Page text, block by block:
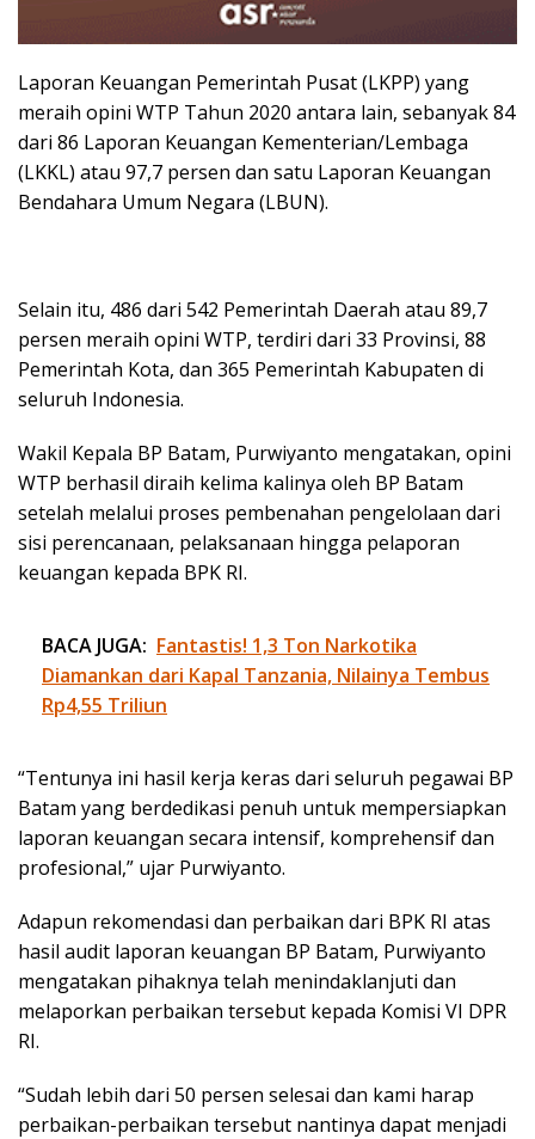
Laporan Keuangan Pemerintah Pusat (LKPP) yang
meraih opini WTP Tahun 2020 antara lain, sebanyak 84
dari 86 Laporan Keuangan Kementerian/Lembaga
(LKKL) atau 97,7 persen dan satu Laporan Keuangan
Bendahara Umum Negara (LBUN).
Selain itu, 486 dari 542 Pemerintah Daerah atau 89,7
persen meraih opini WTP, terdiri dari 33 Provinsi, 88
Pemerintah Kota, dan 365 Pemerintah Kabupaten di
seluruh Indonesia.
Wakil Kepala BP Batam, Purwiyanto mengatakan, opini
WTP berhasil diraih kelima kalinya oleh BP Batam
setelah melalui proses pembenahan pengelolaan dari
sisi perencanaan, pelaksanaan hingga pelaporan
keuangan kepada BPK RI.
BACA JUGA: Fantastis! 1,3 Ton Narkotika
Diamankan dari Kapal Tanzania, Nilainya Tembus
Rp4,55 Triliun
“Tentunya ini hasil kerja keras dari seluruh pegawai BP
Batam yang berdedikasi penuh untuk mempersiapkan
laporan keuangan secara intensif, komprehensif dan
profesional,” ujar Purwiyanto.
Adapun rekomendasi dan perbaikan dari BPK RI atas
hasil audit laporan keuangan BP Batam, Purwiyanto
mengatakan pihaknya telah menindaklanjuti dan
melaporkan perbaikan tersebut kepada Komisi VI DPR
RI.
“Sudah lebih dari 50 persen selesai dan kami harap
perbaikan-perbaikan tersebut nantinya dapat menjadi